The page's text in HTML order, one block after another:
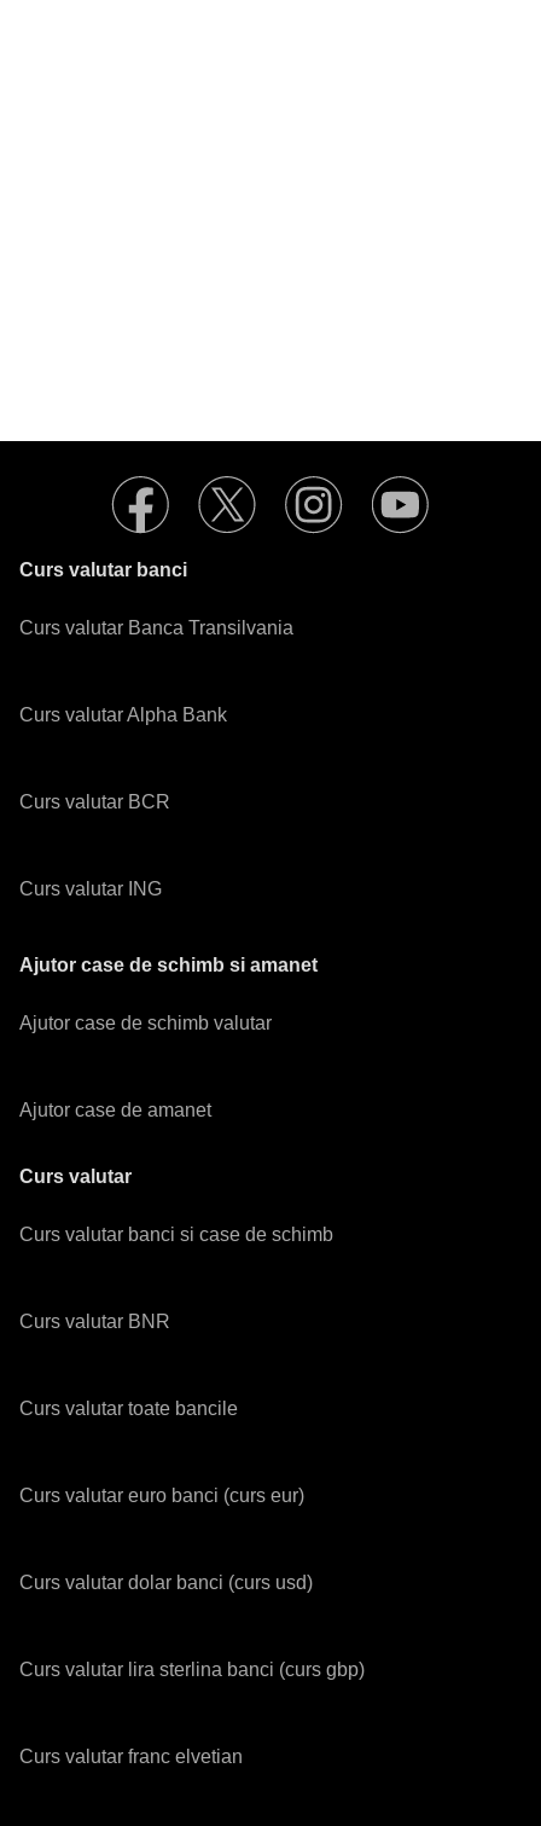
Curs valutar banci
Curs valutar Banca Transilvania
Curs valutar Alpha Bank
Curs valutar BCR
Curs valutar ING
Ajutor case de schimb si amanet
Ajutor case de schimb valutar
Ajutor case de amanet
Curs valutar
Curs valutar banci si case de schimb
Curs valutar BNR
Curs valutar toate bancile
Curs valutar euro banci (curs eur)
Curs valutar dolar banci (curs usd)
Curs valutar lira sterlina banci (curs gbp)
Curs valutar franc elvetian